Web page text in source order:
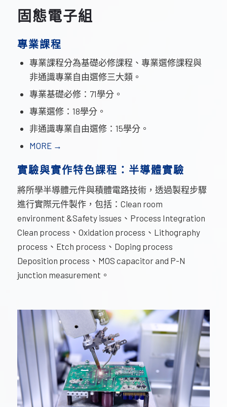
固態電子組
專業課程
專業課程分為基礎必修課程、專業選修課程與
非通識專業自由選修三大類。
專業基礎必修：71學分。
專業選修：18學分。
非通識專業自由選修：15學分。
MORE →
實驗與實作特色課程：半導體實驗
將所學半導體元件與積體電路技術，透過製程步驟
進行實際元件製作，包括：Clean room
environment &Safety issues、Process Integration
Clean process、Oxidation process、Lithography
process、Etch process、Doping process
Deposition process、MOS capacitor and P-N
junction measurement。